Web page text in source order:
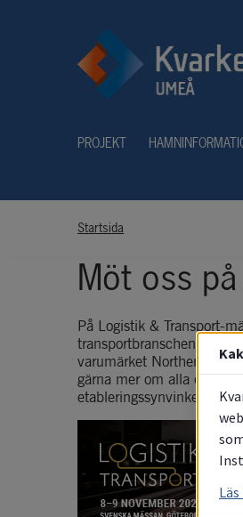
PROJEKT
Startsida
Möt oss
På Logistik & Transport-
transportbranschen,
varumärket Northern
gärna mer om alla de
etableringssynvinkel.